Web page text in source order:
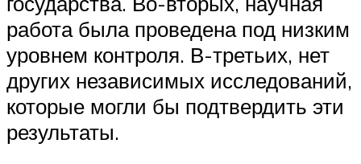
работа была проведена под низким
уровнем контроля. В-третьих, нет
других независимых исследований,
которые могли бы подтвердить эти
результаты.